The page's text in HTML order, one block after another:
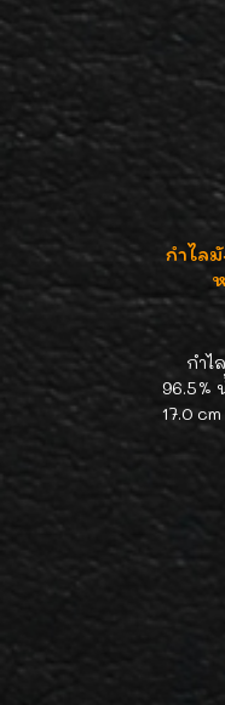
กำไล
กำไ
96.5%
17.0